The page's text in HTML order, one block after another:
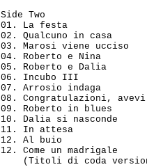
Side Two
01. La festa
02. Qualcuno in
03. Marosi viene
04. Roberto e Nina
05. Roberto e Dalia
06. Incubo III
07. Arrosio indaga
08. Congratulazioni,
09. Roberto in blues
10. Dalia si
11. In attesa
12. Al buio
12. Come un
(Titoli di coda